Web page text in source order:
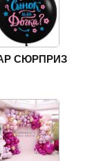
СЮРПРИЗ